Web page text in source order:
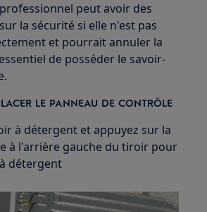
peut avoir des
la sécurité si elle n'est pas
et pourrait annuler la
de posséder le savoir-
LE PANNEAU DE CONTRÔLE
à détergent et appuyez sur la
à l'arrière gauche du tiroir pour
détergent